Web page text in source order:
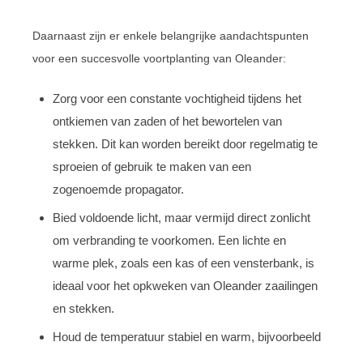
Daarnaast zijn er enkele belangrijke aandachtspunten
voor een succesvolle voortplanting van Oleander:
Zorg voor een constante vochtigheid tijdens het
ontkiemen van zaden of het bewortelen van
stekken. Dit kan worden bereikt door regelmatig te
sproeien of gebruik te maken van een
zogenoemde propagator.
Bied voldoende licht, maar vermijd direct zonlicht
om verbranding te voorkomen. Een lichte en
warme plek, zoals een kas of een vensterbank, is
ideaal voor het opkweken van Oleander zaailingen
en stekken.
Houd de temperatuur stabiel en warm, bijvoorbeeld